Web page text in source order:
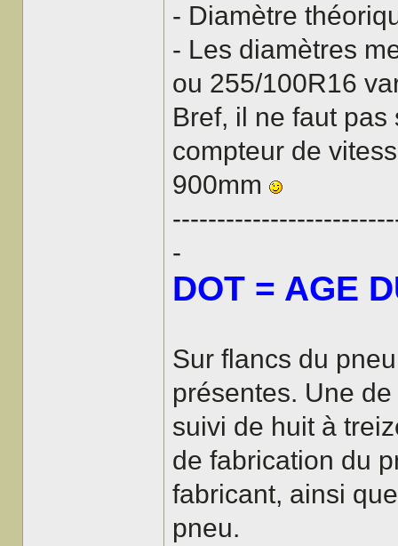
- Diamètre
- Les diamètres
ou 255/100R16
Bref, il ne faut
compteur de
900mm
-
DOT = AGE
Sur flancs du
présentes. Une
suivi de huit à
de fabrication du
fabricant, ainsi
pneu.